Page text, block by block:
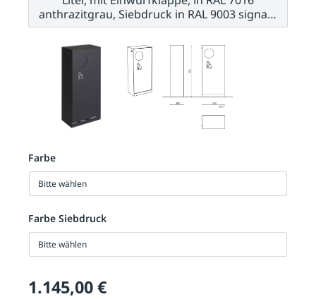
Farbe
Bitte wählen
Farbe Siebdruck
Bitte wählen
1.145,00 €
anthrazitgrau, Siebdruck in RAL 9003 signa…